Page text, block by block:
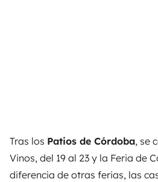
Tras los Patios de Córdoba, se
Vinos, del 19 al 23 y la Feria de
diferencia de otras ferias, las